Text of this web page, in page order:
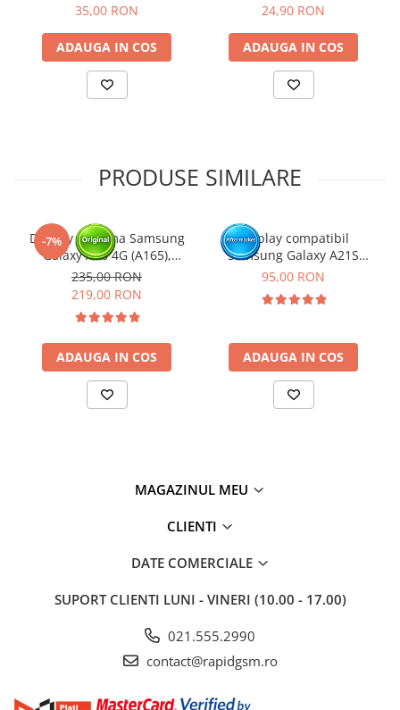
35,00 RON
ADAUGA IN COS
24,90 RON
ADAUGA IN COS
PRODUSE SIMILARE
-7%
Display cu rama Samsung
Galaxy A16 4G (A165),
Negru (Original Service
Pack)
235,00 RON
219,00 RON
ADAUGA IN COS
Display compatibil
Samsung Galaxy A21S
(A217) - cu Rama
95,00 RON
ADAUGA IN COS
MAGAZINUL MEU
CLIENTI
DATE COMERCIALE
SUPORT CLIENTI LUNI - VINERI (10.00 - 17.00)
021.555.2990
contact@rapidgsm.ro